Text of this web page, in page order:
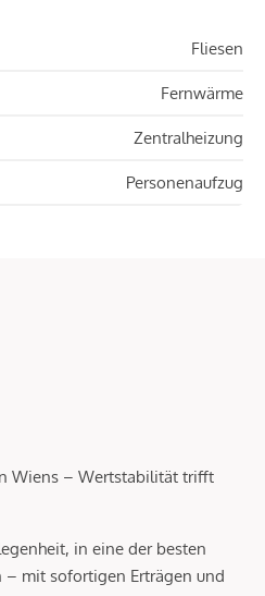
Fliesen
Fernwärme
Zentralheizung
Personenaufzug
Wiens – Wertstabilität trifft
in eine der besten
– mit sofortigen Erträgen und